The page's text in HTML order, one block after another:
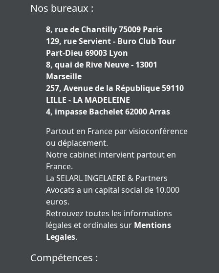
Nos bureaux :
8, rue de Chantilly 75009 Paris
129, rue Servient - Buro Club Tour
Part-Dieu 69003 Lyon
8, quai de Rive Neuve - 13001
Marseille
257, Avenue de la République 59110
LILLE - LA MADELEINE
4, impasse Bachelet 62000 Arras
Partout en France par visioconférence
ou déplacement.
Notre cabinet intervient partout en
France.
La SELARL INGELAERE & Partners
Avocats a un capital social de 10.000
euros.
Retrouvez toutes les informations
légales et ordinales sur Mentions
Legales.
Compétences :